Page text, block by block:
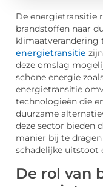
De energietransitie
brandstoffen naar
klimaatverandering
energietransitie
deze omslag
schone energie
energietransitie
technologieën die
duurzame
deze sector bieden
manier bij te
schadelijke uitstoot
De rol van